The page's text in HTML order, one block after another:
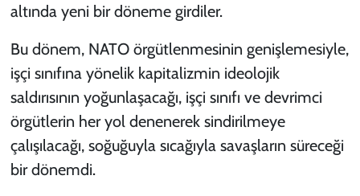
altında yeni bir döneme girdiler.
Bu dönem, NATO örgütlenmesinin genişlemesiyle,
işçi sınıfına yönelik kapitalizmin ideolojik
saldırısının yoğunlaşacağı, işçi sınıfı ve devrimci
örgütlerin her yol denenerek sindirilmeye
çalışılacağı, soğuğuyla sıcağıyla savaşların süreceği
bir dönemdi.